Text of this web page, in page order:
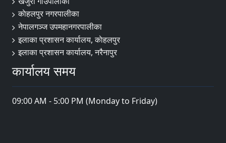
काेहलपुर नगरपालीका
नेपालगञ्ज उपमहानगरपालीका
इलाका प्रशासन कार्यालय, काेहलपुर
इलाका प्रशासन कार्यालय, नरैनापुर
कार्यालय समय
09:00 AM - 5:00 PM (Monday to Friday)